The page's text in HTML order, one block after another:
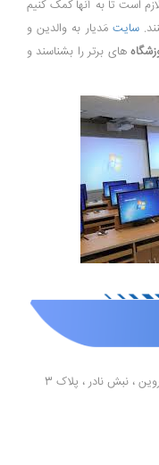
است تا به آنها کمک کنیم
سایت مَدیار به والدین و
های برتر را بشناسند و
، نبش نادر ، پلاک 3